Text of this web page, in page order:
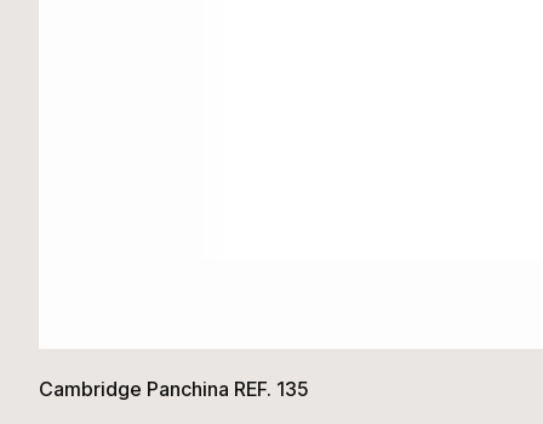
Cambridge Panchina REF. 135